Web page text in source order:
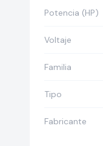
Potencia (HP)
Voltaje
Familia
Tipo
Fabricante